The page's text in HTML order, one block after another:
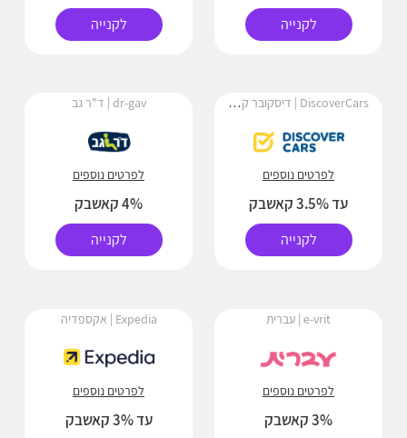
לקנייה לקנייה
DiscoverCars | דיסקובר קארס
לפרטים נוספים
עד 3.5% קאשבק
לקנייה
dr-gav | ד"ר גב
לפרטים נוספים
4% קאשבק
לקנייה
e-vrit | עברית
לפרטים נוספים
3% קאשבק
Expedia | אקספדיה
לפרטים נוספים
עד 3% קאשבק